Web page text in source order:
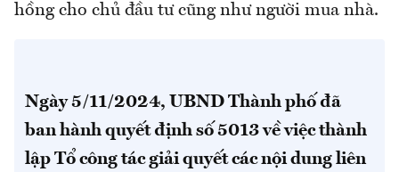
hồng cho chủ đầu tư cũng như người mua nhà.
Ngày 5/11/2024, UBND Thành phố đã
ban hành quyết định số 5013 về việc thành
lập Tổ công tác giải quyết các nội dung liên